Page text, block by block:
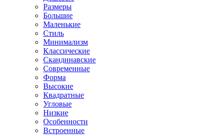
Размеры
Большие
Маленькие
Стиль
Минимализм
Классические
Скандинавские
Современные
Форма
Высокие
Квадратные
Угловые
Низкие
Особенности
Встроенные